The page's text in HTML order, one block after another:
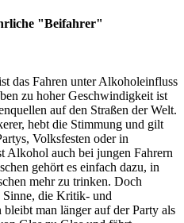
"Beifahrer"
das Fahren unter Alkoholeinfluss
zu hoher Geschwindigkeit ist
auf den Straßen der Welt.
hebt die Stimmung und gilt
Volksfesten oder in
Alkohol auch bei jungen Fahrern
gehört es einfach dazu, in
mehr zu trinken. Doch
die Kritik- und
man länger auf der Party als